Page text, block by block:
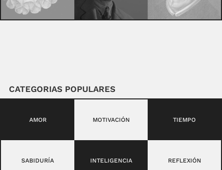
CATEGORIAS POPULARES
AMOR MOTIVACIÓN TIEMPO
SABIDURÍA INTELIGENCIA REFLEXIÓN